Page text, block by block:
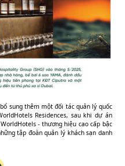
sung thêm một đối tác quản lý quốc
Residences, sau khi dự án
- thương hiệu cao cấp bậc
tập đoàn quản lý khách sạn danh